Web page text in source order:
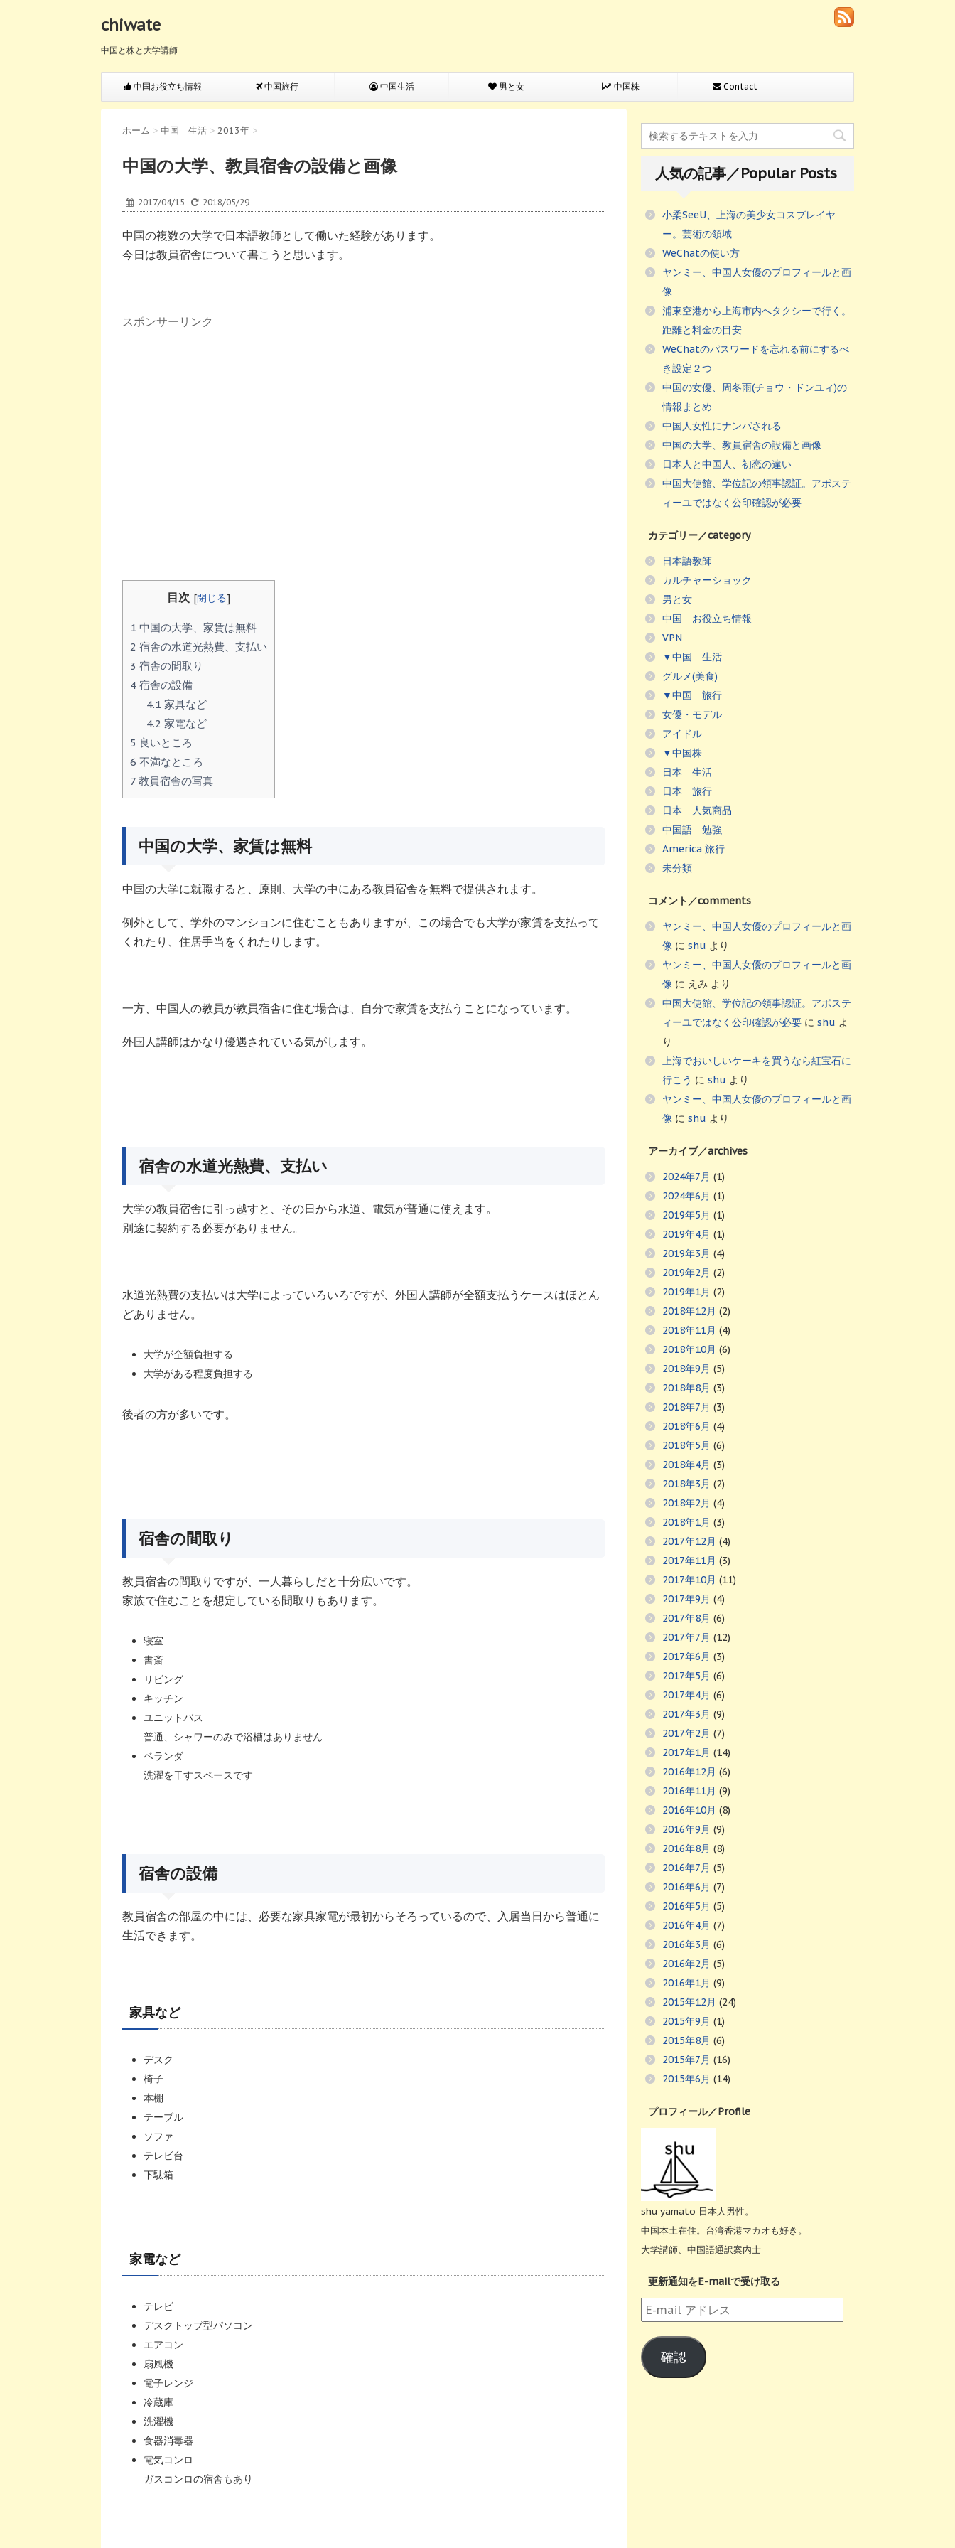
chiwate
中国と株と大学講師
中国お役立ち情報 中国旅行 中国生活 男と女 中国株 Contact
ホーム > 中国 生活 > 2013年 >
中国の大学、教員宿舎の設備と画像
2017/04/15 2018/05/29
中国の複数の大学で日本語教師として働いた経験があります。
今日は教員宿舎について書こうと思います。
スポンサーリンク
目次 [閉じる]
1 中国の大学、家賃は無料
2 宿舎の水道光熱費、支払い
3 宿舎の間取り
4 宿舎の設備
4.1 家具など
4.2 家電など
5 良いところ
6 不満なところ
7 教員宿舎の写真
中国の大学、家賃は無料
中国の大学に就職すると、原則、大学の中にある教員宿舎を無料で提供されます。
例外として、学外のマンションに住むこともありますが、この場合でも大学が家賃を支払って
くれたり、住居手当をくれたりします。
一方、中国人の教員が教員宿舎に住む場合は、自分で家賃を支払うことになっています。
外国人講師はかなり優遇されている気がします。
宿舎の水道光熱費、支払い
大学の教員宿舎に引っ越すと、その日から水道、電気が普通に使えます。
別途に契約する必要がありません。
水道光熱費の支払いは大学によっていろいろですが、外国人講師が全額支払うケースはほとん
どありません。
大学が全額負担する
大学がある程度負担する
後者の方が多いです。
宿舎の間取り
教員宿舎の間取りですが、一人暮らしだと十分広いです。
家族で住むことを想定している間取りもあります。
寝室
書斎
リビング
キッチン
ユニットバス
普通、シャワーのみで浴槽はありません
ベランダ
洗濯を干すスペースです
宿舎の設備
教員宿舎の部屋の中には、必要な家具家電が最初からそろっているので、入居当日から普通に
生活できます。
家具など
デスク
椅子
本棚
テーブル
ソファ
テレビ台
下駄箱
家電など
テレビ
デスクトップ型パソコン
エアコン
扇風機
電子レンジ
冷蔵庫
洗濯機
食器消毒器
電気コンロ
ガスコンロの宿舎もあり
人気の記事／Popular Posts
小柔SeeU、上海の美少女コスプレイヤ
ー。芸術の領域
WeChatの使い方
ヤンミー、中国人女優のプロフィールと画
像
浦東空港から上海市内へタクシーで行く。
距離と料金の目安
WeChatのパスワードを忘れる前にするべ
き設定２つ
中国の女優、周冬雨(チョウ・ドンユィ)の
情報まとめ
中国人女性にナンパされる
中国の大学、教員宿舎の設備と画像
日本人と中国人、初恋の違い
中国大使館、学位記の領事認証。アポステ
ィーユではなく公印確認が必要
カテゴリー／category
日本語教師
カルチャーショック
男と女
中国 お役立ち情報
VPN
▼中国 生活
グルメ(美食)
▼中国 旅行
女優・モデル
アイドル
▼中国株
日本 生活
日本 旅行
日本 人気商品
中国語 勉強
America 旅行
未分類
コメント／comments
ヤンミー、中国人女優のプロフィールと画
像 に shu より
ヤンミー、中国人女優のプロフィールと画
像 に えみ より
中国大使館、学位記の領事認証。アポステ
ィーユではなく公印確認が必要 に shu よ
り
上海でおいしいケーキを買うなら紅宝石に
行こう に shu より
ヤンミー、中国人女優のプロフィールと画
像 に shu より
アーカイブ／archives
2024年7月 (1)
2024年6月 (1)
2019年5月 (1)
2019年4月 (1)
2019年3月 (4)
2019年2月 (2)
2019年1月 (2)
2018年12月 (2)
2018年11月 (4)
2018年10月 (6)
2018年9月 (5)
2018年8月 (3)
2018年7月 (3)
2018年6月 (4)
2018年5月 (6)
2018年4月 (3)
2018年3月 (2)
2018年2月 (4)
2018年1月 (3)
2017年12月 (4)
2017年11月 (3)
2017年10月 (11)
2017年9月 (4)
2017年8月 (6)
2017年7月 (12)
2017年6月 (3)
2017年5月 (6)
2017年4月 (6)
2017年3月 (9)
2017年2月 (7)
2017年1月 (14)
2016年12月 (6)
2016年11月 (9)
2016年10月 (8)
2016年9月 (9)
2016年8月 (8)
2016年7月 (5)
2016年6月 (7)
2016年5月 (5)
2016年4月 (7)
2016年3月 (6)
2016年2月 (5)
2016年1月 (9)
2015年12月 (24)
2015年9月 (1)
2015年8月 (6)
2015年7月 (16)
2015年6月 (14)
プロフィール／Profile
shu yamato 日本人男性。
中国本土在住。台湾香港マカオも好き。
大学講師、中国語通訳案内士
更新通知をE-mailで受け取る
E-
mail
ア
ド
確認